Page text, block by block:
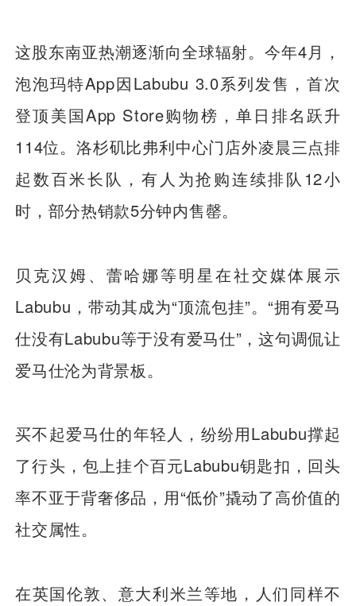
这股东南亚热潮逐渐向全球辐射。今年4月，
泡泡玛特App因Labubu 3.0系列发售，首次
登顶美国App Store购物榜，单日排名跃升
114位。洛杉矶比弗利中心门店外凌晨三点排
起数百米长队，有人为抢购连续排队12小
时，部分热销款5分钟内售罄。
贝克汉姆、蕾哈娜等明星在社交媒体展示
Labubu，带动其成为“顶流包挂”。“拥有爱马
仕没有Labubu等于没有爱马仕”，这句调侃让
爱马仕沦为背景板。
买不起爱马仕的年轻人，纷纷用Labubu撑起
了行头，包上挂个百元Labubu钥匙扣，回头
率不亚于背奢侈品，用“低价”撬动了高价值的
社交属性。
在英国伦敦、意大利米兰等地，人们同样不